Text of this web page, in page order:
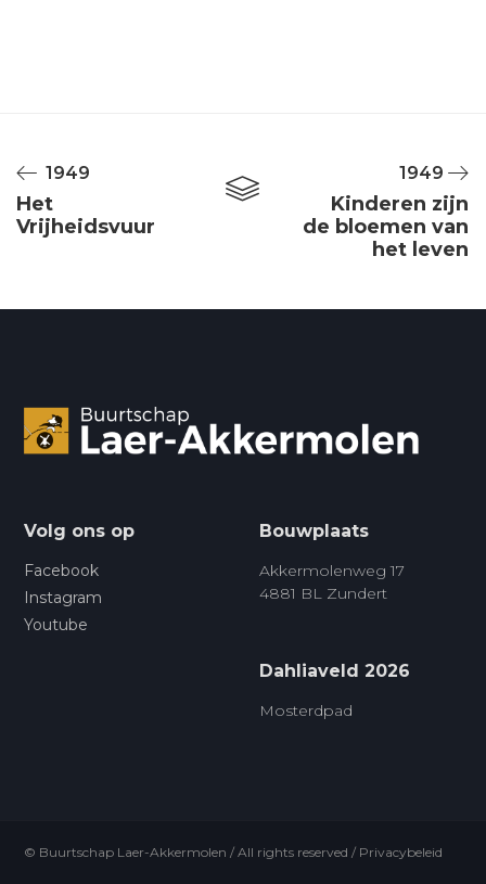
1949
Het
Vrijheidsvuur
1949
Kinderen zijn
de bloemen van
het leven
Volg ons op
Facebook
Instagram
Youtube
Bouwplaats
Akkermolenweg 17
4881 BL Zundert
Dahliaveld 2026
Mosterdpad
© Buurtschap Laer-Akkermolen / All rights reserved / Privacybeleid